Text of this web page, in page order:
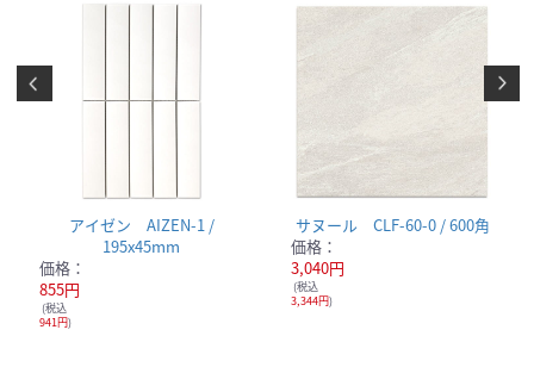
アイゼン AIZEN-1 /
195x45mm
価格：
855円
(税込
941円)
サヌール CLF-60-0 / 600角
価格：
3,040円
(税込
3,344円)